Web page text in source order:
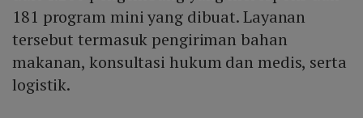
181 program mini yang dibuat. Layanan
tersebut termasuk pengiriman bahan
makanan, konsultasi hukum dan medis, serta
logistik.